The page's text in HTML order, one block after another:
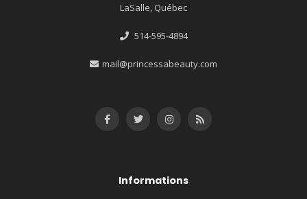
LaSalle, Québec
514-595-4894
mail@princessabeauty.com
Informations